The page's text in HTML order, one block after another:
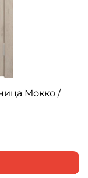
Мокко /